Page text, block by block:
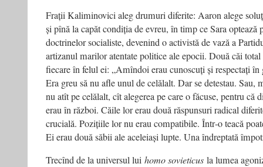
Frații Kaliminovici aleg drumuri diferite: Aaron alege
și pînă la capăt condiția de evreu, în timp ce Sara optează
doctrinelor socialiste, devenind o activistă de vază a
artizanul marilor atentate politice ale epocii. Două căi
fiecare în felul ei: „Amîndoi erau cunoscuți și respectați
Era greu să nu afle unul de celălalt. Dar se detestau. Sau,
nu atît pe celălalt, cît alegerea pe care o făcuse, pentru că
erau în război. Căile lor erau două răspunsuri radical
crucială. Pozițiile lor nu erau compatibile. Într‑o teacă
Ei erau două săbii ale aceleiași lupte. Una îndreptată
Trecînd de la universul lui homo sovieticus la lumea